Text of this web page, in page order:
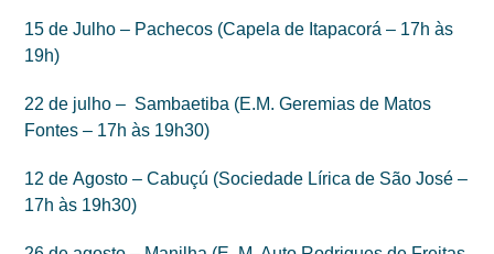
15 de Julho – Pachecos (Capela de Itapacorá – 17h às
19h)
22 de julho – Sambaetiba (E.M. Geremias de Matos
Fontes – 17h às 19h30)
12 de Agosto – Cabuçú (Sociedade Lírica de São José –
17h às 19h30)